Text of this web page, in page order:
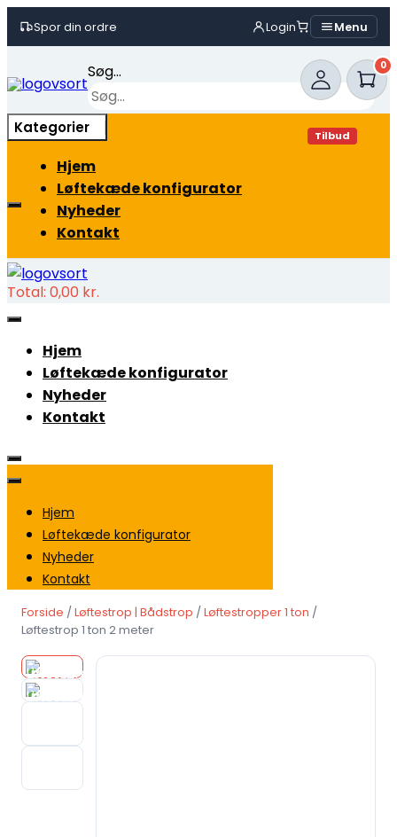
Spor din ordre Login Menu
to
Søg...
×
0
Kategorier
Hjem
Løftekæde konfigurator
Nyheder
Kontakt
Tilbud
Total: 0,00 kr.
Hjem
Løftekæde konfigurator
Nyheder
Kontakt
Hjem
Løftekæde konfigurator
Nyheder
Kontakt
Forside /Løftestrop | Bådstrop /Løftestropper 1 ton /
Løftestrop 1 ton 2 meter